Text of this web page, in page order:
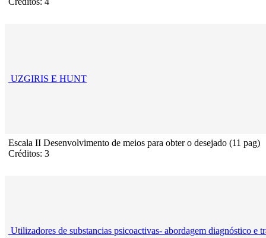
UZGIRIS E HUNT
Escala II Desenvolvimento de meios para obter o desejado (11 pag)
Créditos: 3
Utilizadores de substancias psicoactivas- abordagem diagnóstico e